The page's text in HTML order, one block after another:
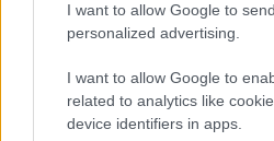
I want to allow Google to
personalized advertising.
I want to allow Google to
related to analytics like
device identifiers in apps.
Leggi l’articolo →